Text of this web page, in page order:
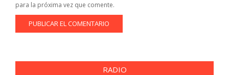
para la próxima vez que comente.
RADIO